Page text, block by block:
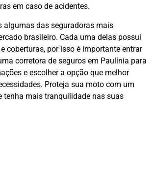
em caso de acidentes.
algumas das seguradoras mais
brasileiro. Cada uma delas possui
coberturas, por isso é importante entrar
corretora de seguros em Paulínia para
e escolher a opção que melhor
Proteja sua moto com um
tenha mais tranquilidade nas suas